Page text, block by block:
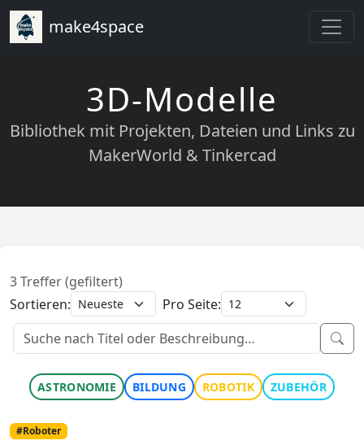
make4space
3D-Modelle
Bibliothek mit Projekten, Dateien und Links zu
MakerWorld & Tinkercad
3 Treffer (gefiltert)
Sortieren:
Pro Seite:
ASTRONOMIE BILDUNG ROBOTIK ZUBEHÖR
#Roboter